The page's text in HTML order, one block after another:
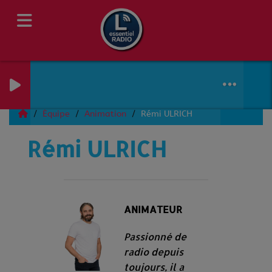
Équipe Animation Rémi ULRICH
Rémi ULRICH
ANIMATEUR
Passionné de
radio depuis
toujours, il a